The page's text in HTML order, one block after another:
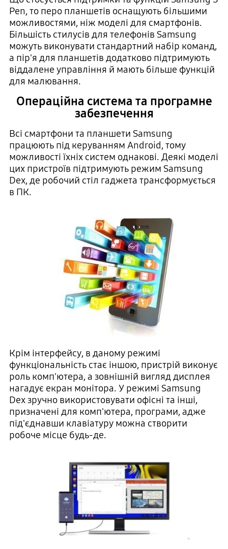
Pen, то перо планшетів оснащують більшими
можливостями, ніж моделі для смартфонів.
Більшість стилусів для телефонів Samsung
можуть виконувати стандартний набір команд,
а пір'я для планшетів додатково підтримують
віддалене управління й мають більше функцій
для малювання.
Операційна система та програмне
забезпечення
Всі смартфони та планшети Samsung
працюють під керуванням Android, тому
можливості їхніх систем однакові. Деякі моделі
цих пристроїв підтримують режим Samsung
Dex, де робочий стіл гаджета трансформується
в ПК.
Крім інтерфейсу, в даному режимі
функціональність стає іншою, пристрій виконує
роль комп'ютера, а зовнішній вигляд дисплея
нагадує екран монітора. У режимі Samsung
Dex зручно використовувати офісні та інші,
призначені для комп'ютера, програми, адже
під'єднавши клавіатуру можна створити
робоче місце будь-де.